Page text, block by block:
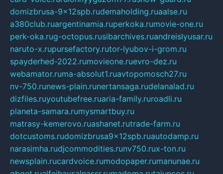
domizbrusa-9x12spb.rudemaholding.ruaalse.ru
a380club.ruargentinamia.ruperkoka.rumovie-one.ru
perk-oka.rug-octopus.rusibarchives.ruandreislyusar.ru
naruto-x.rupursefactory.rutor-lyubov-i-grom.ru
spayderhed-2022.rumovieone.ruevro-dez.ru
webamator.ruma-absolut1.ruavtopomosch27.ru
nv-750.runews-plain.runertansaga.rudelanalad.ru
dizfiles.ruyoutubefree.ruaria-family.ruroadli.ru
planeta-samara.rumysmartbuy.ru
matrasy-kemerovo.ruashanet.rutrade-farm.ru
dotcustoms.rudomizbrusa9x12spb.ruautodamp.ru
narasimha.rudjcommodities.runv750.rux-ton.ru
newsplain.rucardvoice.rumodopaper.rumanunae.ru